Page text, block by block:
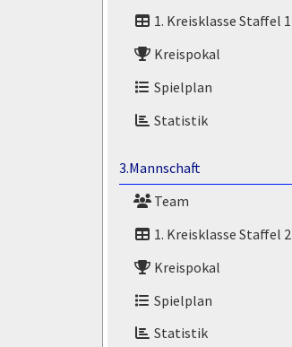
1. Kreisklasse Staffel 1
Kreispokal
Spielplan
Statistik
3.Mannschaft
Team
1. Kreisklasse Staffel 2
Kreispokal
Spielplan
Statistik